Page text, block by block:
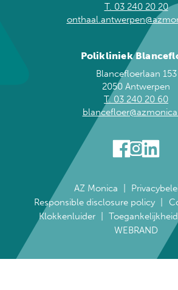
T. 03 240 20 20
Polikliniek
Blancefloerlaan 153
2050 Antwerpen
T. 03 240 20 60
AZ Monica
Responsible disclosure policy
Klokkenluider
WEBRAND